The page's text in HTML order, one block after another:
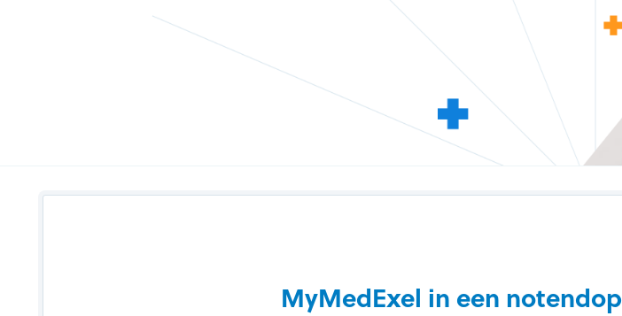
MyMedExel in een notendop